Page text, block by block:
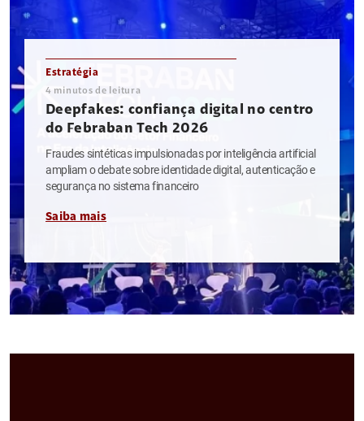
Estratégia
4 minutos de leitura
Deepfakes: confiança digital no centro
do Febraban Tech 2026
Fraudes sintéticas impulsionadas por inteligência artificial
ampliam o debate sobre identidade digital, autenticação e
segurança no sistema financeiro
Saiba mais